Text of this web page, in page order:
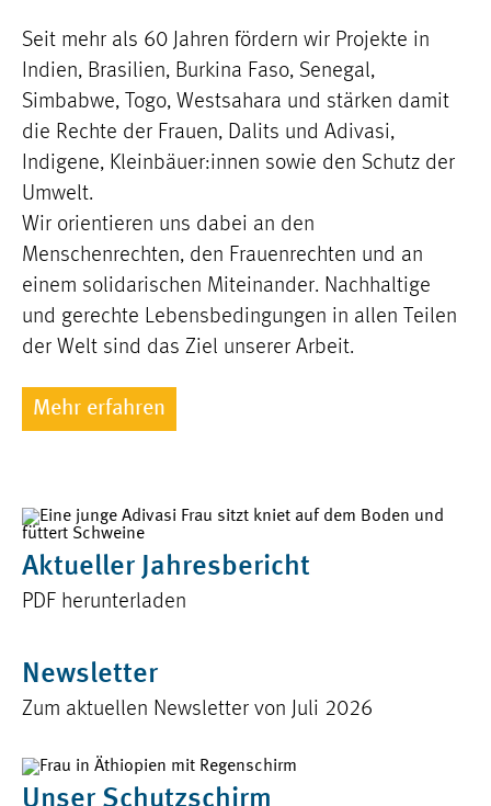
Seit mehr als 60 Jahren fördern wir Projekte in
Indien, Brasilien, Burkina Faso, Senegal,
Simbabwe, Togo, Westsahara und stärken damit
die Rechte der Frauen, Dalits und Adivasi,
Indigene, Kleinbäuer:innen sowie den Schutz der
Umwelt.
Wir orientieren uns dabei an den
Menschenrechten, den Frauenrechten und an
einem solidarischen Miteinander. Nachhaltige
und gerechte Lebensbedingungen in allen Teilen
der Welt sind das Ziel unserer Arbeit.
Mehr erfahren
Aktueller Jahresbericht
PDF herunterladen
Newsletter
Zum aktuellen Newsletter von Juli 2026
Unser Schutzschirm